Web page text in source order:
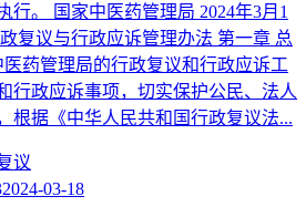
行。 国家中医药管理局 2024年3月1
复议与行政应诉管理办法 第一章 总
药管理局的行政复议和行政应诉工
行政应诉事项，切实保护公民、法人
根据《中华人民共和国行政复议法...
议
2024-03-18